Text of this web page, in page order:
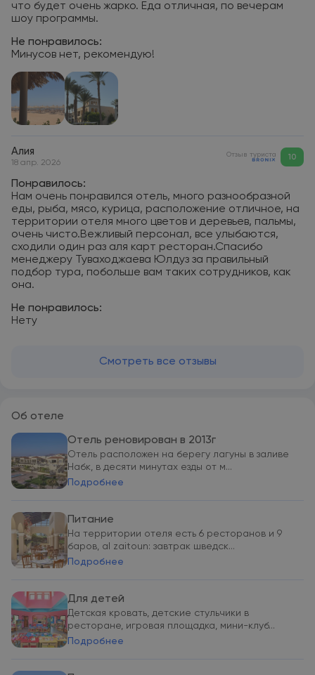
что будет очень жарко. Еда отличная, по вечерам
шоу программы.
Не понравилось:
Минусов нет, рекомендую!
Алия
18 апр. 2026
Отзыв туриста 10
Понравилось:
Нам очень понравился отель, много разнообразной
еды, рыба, мясо, курица, расположение отличное, на
территории отеля много цветов и деревьев, пальмы,
очень чисто.Вежливый персонал, все улыбаются,
сходили один раз аля карт ресторан.Спасибо
менеджеру Туваходжаева Юлдуз за правильный
подбор тура, побольше вам таких сотрудников, как
она.
Не понравилось:
Нету
Смотреть все отзывы
Об отеле
Отель реновирован в 2013г
Отель расположен на берегу лагуны в заливе
Набк, в десяти минутах езды от м...
Подробнее
Питание
На территории отеля есть 6 ресторанов и 9
баров, al zaitoun: завтрак шведск...
Подробнее
Для детей
Детская кровать, детские стульчики в
ресторане, игровая площадка, мини-клуб...
Подробнее